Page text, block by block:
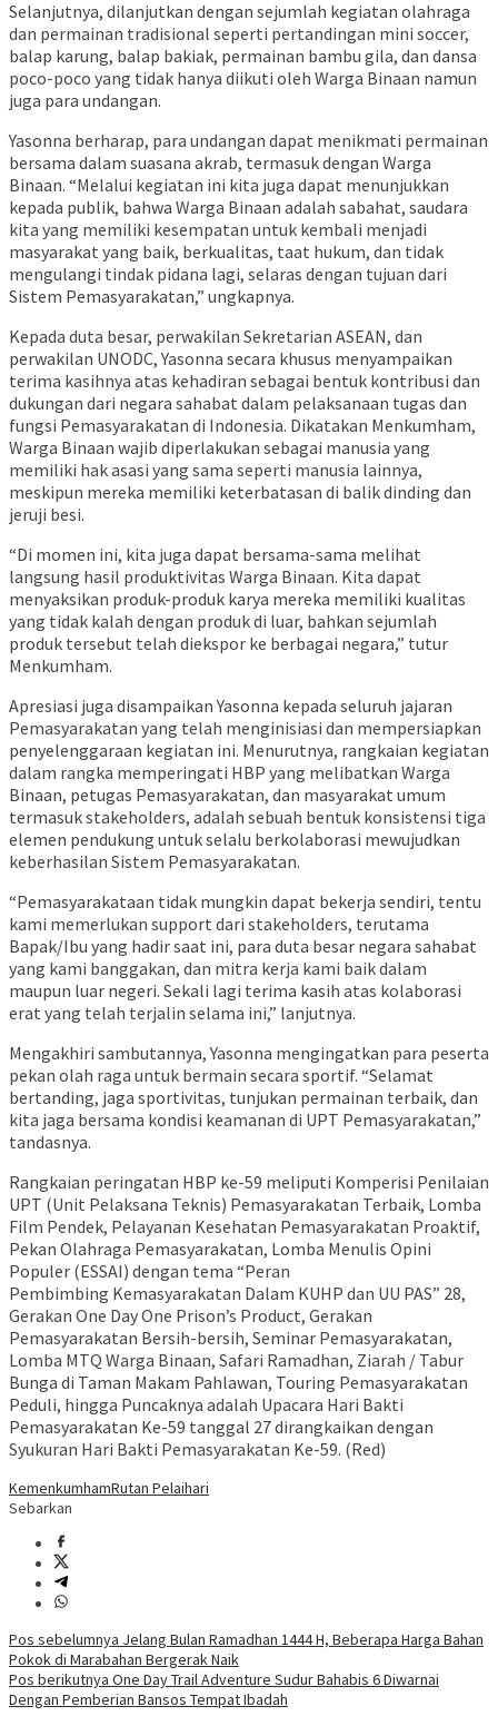
Selanjutnya, dilanjutkan dengan sejumlah kegiatan olahraga
dan permainan tradisional seperti pertandingan mini soccer,
balap karung, balap bakiak, permainan bambu gila, dan dansa
poco-poco yang tidak hanya diikuti oleh Warga Binaan namun
juga para undangan.
Yasonna berharap, para undangan dapat menikmati permainan
bersama dalam suasana akrab, termasuk dengan Warga
Binaan. “Melalui kegiatan ini kita juga dapat menunjukkan
kepada publik, bahwa Warga Binaan adalah sabahat, saudara
kita yang memiliki kesempatan untuk kembali menjadi
masyarakat yang baik, berkualitas, taat hukum, dan tidak
mengulangi tindak pidana lagi, selaras dengan tujuan dari
Sistem Pemasyarakatan,” ungkapnya.
Kepada duta besar, perwakilan Sekretarian ASEAN, dan
perwakilan UNODC, Yasonna secara khusus menyampaikan
terima kasihnya atas kehadiran sebagai bentuk kontribusi dan
dukungan dari negara sahabat dalam pelaksanaan tugas dan
fungsi Pemasyarakatan di Indonesia. Dikatakan Menkumham,
Warga Binaan wajib diperlakukan sebagai manusia yang
memiliki hak asasi yang sama seperti manusia lainnya,
meskipun mereka memiliki keterbatasan di balik dinding dan
jeruji besi.
“Di momen ini, kita juga dapat bersama-sama melihat
langsung hasil produktivitas Warga Binaan. Kita dapat
menyaksikan produk-produk karya mereka memiliki kualitas
yang tidak kalah dengan produk di luar, bahkan sejumlah
produk tersebut telah diekspor ke berbagai negara,” tutur
Menkumham.
Apresiasi juga disampaikan Yasonna kepada seluruh jajaran
Pemasyarakatan yang telah menginisiasi dan mempersiapkan
penyelenggaraan kegiatan ini. Menurutnya, rangkaian kegiatan
dalam rangka memperingati HBP yang melibatkan Warga
Binaan, petugas Pemasyarakatan, dan masyarakat umum
termasuk stakeholders, adalah sebuah bentuk konsistensi tiga
elemen pendukung untuk selalu berkolaborasi mewujudkan
keberhasilan Sistem Pemasyarakatan.
“Pemasyarakataan tidak mungkin dapat bekerja sendiri, tentu
kami memerlukan support dari stakeholders, terutama
Bapak/Ibu yang hadir saat ini, para duta besar negara sahabat
yang kami banggakan, dan mitra kerja kami baik dalam
maupun luar negeri. Sekali lagi terima kasih atas kolaborasi
erat yang telah terjalin selama ini,” lanjutnya.
Mengakhiri sambutannya, Yasonna mengingatkan para peserta
pekan olah raga untuk bermain secara sportif. “Selamat
bertanding, jaga sportivitas, tunjukan permainan terbaik, dan
kita jaga bersama kondisi keamanan di UPT Pemasyarakatan,”
tandasnya.
Rangkaian peringatan HBP ke-59 meliputi Komperisi Penilaian
UPT (Unit Pelaksana Teknis) Pemasyarakatan Terbaik, Lomba
Film Pendek, Pelayanan Kesehatan Pemasyarakatan Proaktif,
Pekan Olahraga Pemasyarakatan, Lomba Menulis Opini
Populer (ESSAI) dengan tema “Peran
Pembimbing Kemasyarakatan Dalam KUHP dan UU PAS” 28,
Gerakan One Day One Prison’s Product, Gerakan
Pemasyarakatan Bersih-bersih, Seminar Pemasyarakatan,
Lomba MTQ Warga Binaan, Safari Ramadhan, Ziarah / Tabur
Bunga di Taman Makam Pahlawan, Touring Pemasyarakatan
Peduli, hingga Puncaknya adalah Upacara Hari Bakti
Pemasyarakatan Ke-59 tanggal 27 dirangkaikan dengan
Syukuran Hari Bakti Pemasyarakatan Ke-59. (Red)
KemenkumhamRutan Pelaihari
Sebarkan
Navigasi
pos
Pos sebelumnya Jelang Bulan Ramadhan 1444 H, Beberapa Harga Bahan
Pokok di Marabahan Bergerak Naik
Pos berikutnya One Day Trail Adventure Sudur Bahabis 6 Diwarnai
Dengan Pemberian Bansos Tempat Ibadah